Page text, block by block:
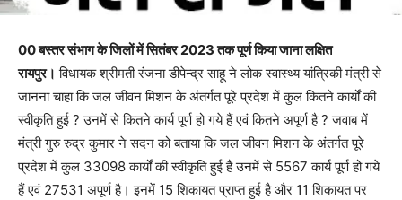
00 बस्तर संभाग के जिलों में सितंबर 2023 तक पूर्ण किया जाना लक्षित
रायपुर। विधायक श्रीमती रंजना डीपेन्द्र साहू ने लोक स्वास्थ्य यांत्रिकी मंत्री से
जानना चाहा कि जल जीवन मिशन के अंतर्गत पूरे प्रदेश में कुल कितने कार्यों की
स्वीकृति हुई ? उनमें से कितने कार्य पूर्ण हो गये हैं एवं कितने अपूर्ण है ? जवाब में
मंत्री गुरु रुद्र कुमार ने सदन को बताया कि जल जीवन मिशन के अंतर्गत पूरे
प्रदेश में कुल 33098 कार्यों की स्वीकृति हुई है उनमें से 5567 कार्य पूर्ण हो गये
हैं एवं 27531 अपूर्ण है। इनमें 15 शिकायत प्राप्त हुई है और 11 शिकायत पर